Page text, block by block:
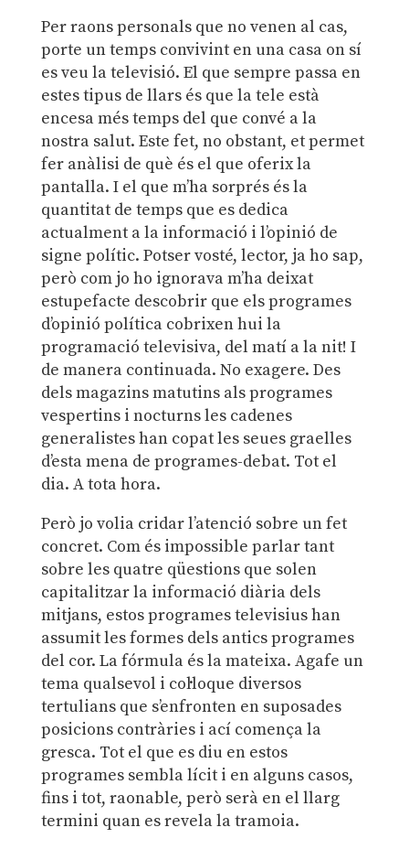
Per raons personals que no venen al cas,
porte un temps convivint en una casa on sí
es veu la televisió. El que sempre passa en
estes tipus de llars és que la tele està
encesa més temps del que convé a la
nostra salut. Este fet, no obstant, et permet
fer anàlisi de què és el que oferix la
pantalla. I el que m’ha sorprés és la
quantitat de temps que es dedica
actualment a la informació i l’opinió de
signe polític. Potser vosté, lector, ja ho sap,
però com jo ho ignorava m’ha deixat
estupefacte descobrir que els programes
d’opinió política cobrixen hui la
programació televisiva, del matí a la nit! I
de manera continuada. No exagere. Des
dels magazins matutins als programes
vespertins i nocturns les cadenes
generalistes han copat les seues graelles
d’esta mena de programes-debat. Tot el
dia. A tota hora.
Però jo volia cridar l’atenció sobre un fet
concret. Com és impossible parlar tant
sobre les quatre qüestions que solen
capitalitzar la informació diària dels
mitjans, estos programes televisius han
assumit les formes dels antics programes
del cor. La fórmula és la mateixa. Agafe un
tema qualsevol i col·loque diversos
tertulians que s’enfronten en suposades
posicions contràries i ací comença la
gresca. Tot el que es diu en estos
programes sembla lícit i en alguns casos,
fins i tot, raonable, però serà en el llarg
termini quan es revela la tramoia.